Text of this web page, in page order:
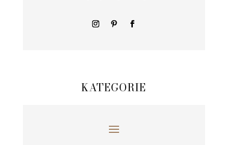
KATEGORIE